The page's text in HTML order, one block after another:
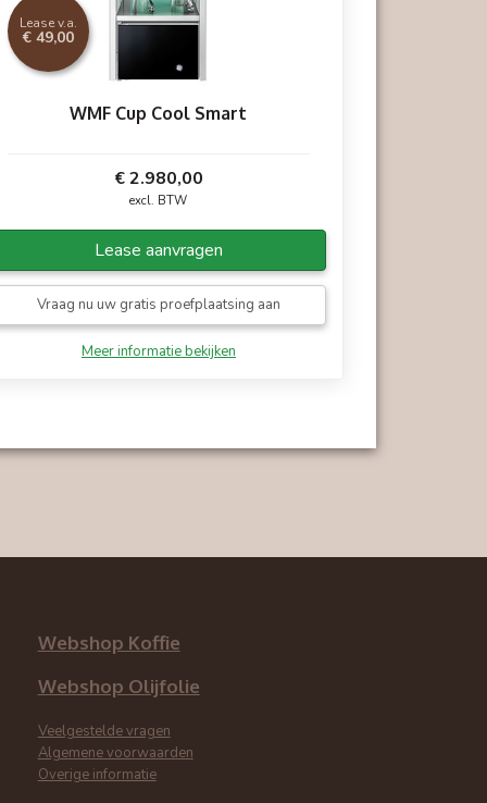
Lease v.a.
€ 49,00
WMF Cup Cool Smart
€ 2.980,00
excl. BTW
Lease aanvragen
Vraag nu uw gratis proefplaatsing aan
Meer informatie bekijken
Webshop Koffie
Webshop Olijfolie
Veelgestelde vragen
Algemene voorwaarden
Overige informatie